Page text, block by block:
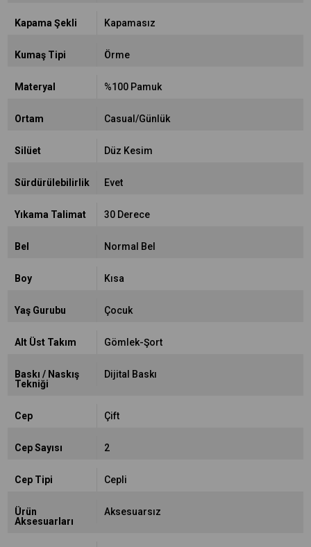
Kapama Şekli Kapamasız
Kumaş Tipi Örme
Materyal %100 Pamuk
Ortam Casual/Günlük
Silüet Düz Kesim
Sürdürülebilirlik Evet
Yıkama Talimat 30 Derece
Bel Normal Bel
Boy Kısa
Yaş Gurubu Çocuk
Alt Üst Takım Gömlek-Şort
Baskı / Naskış
Tekniği
Dijital Baskı
Cep Çift
Cep Sayısı 2
Cep Tipi Cepli
Ürün
Aksesuarları
Aksesuarsız